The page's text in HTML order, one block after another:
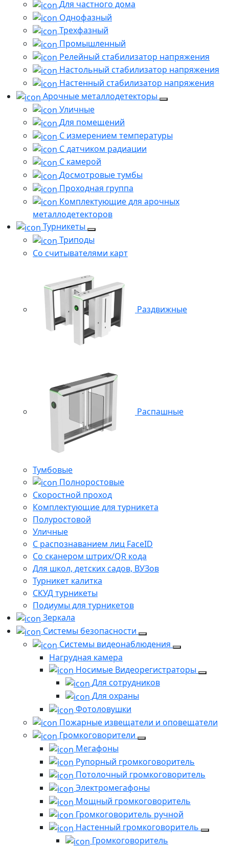
Для частного дома
Однофазный
Трехфазный
Промышленный
Релейный стабилизатор напряжения
Настольный стабилизатор напряжения
Настенный стабилизатор напряжения
Арочные металлодетекторы
Уличные
Для помещений
С измерением температуры
С датчиком радиации
С камерой
Досмотровые тумбы
Проходная группа
Комплектующие для арочных
металлодетекторов
Турникеты
Триподы
Со считывателями карт
Раздвижные
Распашные
Тумбовые
Полноростовые
Скоростной проход
Комплектующие для турникета
Полуростовой
Уличные
С распознаванием лиц FaceID
Со сканером штрих/QR кода
Для школ, детских садов, ВУЗов
Турникет калитка
СКУД турникеты
Подиумы для турникетов
Зеркала
Системы безопасности
Системы видеонаблюдения
Нагрудная камера
Носимые Видеорегистраторы
Для сотрудников
Для охраны
Фотоловушки
Пожарные извещатели и оповещатели
Громкоговорители
Мегафоны
Рупорный громкоговоритель
Потолочный громкоговоритель
Электромегафоны
Мощный громкоговоритель
Громкоговоритель ручной
Настенный громкоговоритель
Громкоговоритель